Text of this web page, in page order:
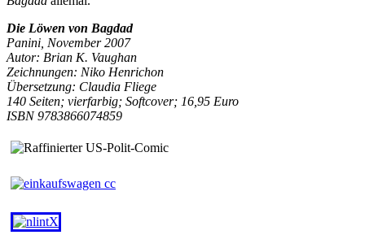
Die Löwen von Bagdad
Panini, November 2007
Autor: Brian K. Vaughan
Zeichnungen: Niko Henrichon
Übersetzung: Claudia Fliege
140 Seiten; vierfarbig; Softcover; 16,95 Euro
ISBN 9783866074859